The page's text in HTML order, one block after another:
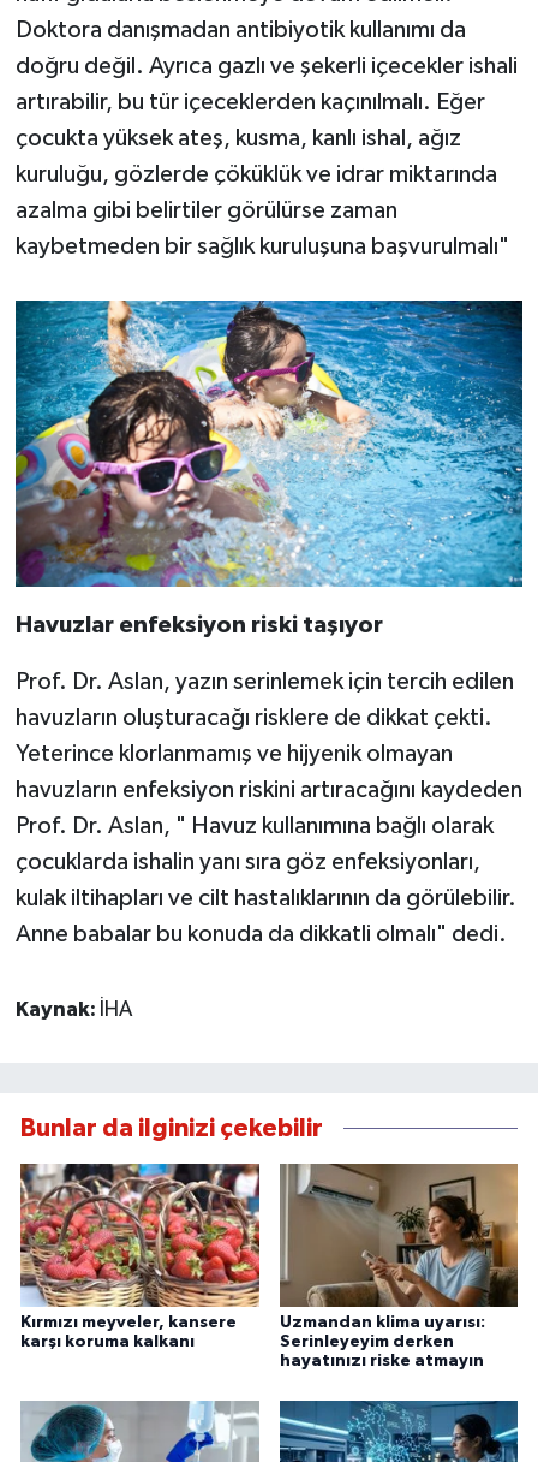
Doktora danışmadan antibiyotik kullanımı da
doğru değil. Ayrıca gazlı ve şekerli içecekler ishali
artırabilir, bu tür içeceklerden kaçınılmalı. Eğer
çocukta yüksek ateş, kusma, kanlı ishal, ağız
kuruluğu, gözlerde çöküklük ve idrar miktarında
azalma gibi belirtiler görülürse zaman
kaybetmeden bir sağlık kuruluşuna başvurulmalı"
Havuzlar enfeksiyon riski taşıyor
Prof. Dr. Aslan, yazın serinlemek için tercih edilen
havuzların oluşturacağı risklere de dikkat çekti.
Yeterince klorlanmamış ve hijyenik olmayan
havuzların enfeksiyon riskini artıracağını kaydeden
Prof. Dr. Aslan, " Havuz kullanımına bağlı olarak
çocuklarda ishalin yanı sıra göz enfeksiyonları,
kulak iltihapları ve cilt hastalıklarının da görülebilir.
Anne babalar bu konuda da dikkatli olmalı" dedi.
Kaynak: İHA
Bunlar da ilginizi çekebilir
Kırmızı meyveler, kansere
karşı koruma kalkanı
Uzmandan klima uyarısı:
Serinleyeyim derken
hayatınızı riske atmayın